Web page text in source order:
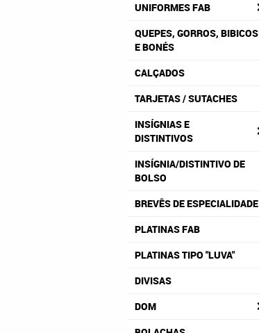
UNIFORMES FAB
QUEPES, GORROS, BIBICOS
E BONÉS
CALÇADOS
TARJETAS / SUTACHES
INSÍGNIAS E
DISTINTIVOS
INSÍGNIA/DISTINTIVO DE
BOLSO
BREVÊS DE ESPECIALIDADE
PLATINAS FAB
PLATINAS TIPO "LUVA"
DIVISAS
DOM